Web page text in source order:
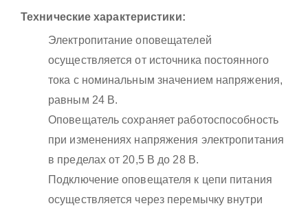
Технические характеристики:
Электропитание оповещателей
осуществляется от источника постоянного
тока с номинальным значением напряжения,
равным 24 В.
Оповещатель сохраняет работоспособность
при изменениях напряжения электропитания
в пределах от 20,5 В до 28 В.
Подключение оповещателя к цепи питания
осуществляется через перемычку внутри